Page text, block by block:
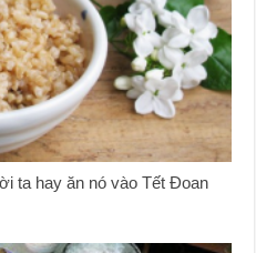
ta hay ăn nó vào Tết Đoan